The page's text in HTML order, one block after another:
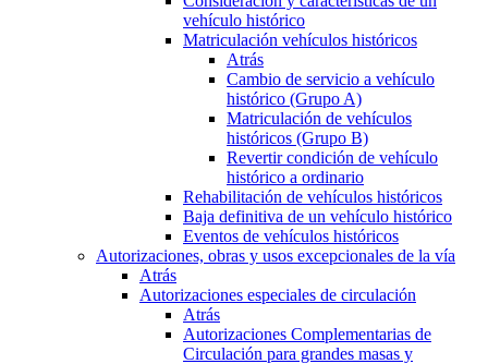
vehículo histórico
Matriculación vehículos históricos
Atrás
Cambio de servicio a vehículo
histórico (Grupo A)
Matriculación de vehículos
históricos (Grupo B)
Revertir condición de vehículo
histórico a ordinario
Rehabilitación de vehículos históricos
Baja definitiva de un vehículo histórico
Eventos de vehículos históricos
Autorizaciones, obras y usos excepcionales de la vía
Atrás
Autorizaciones especiales de circulación
Atrás
Autorizaciones Complementarias de
Circulación para grandes masas y